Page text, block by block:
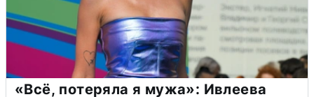
«Всё, потеряла я мужа»: Ивлеева